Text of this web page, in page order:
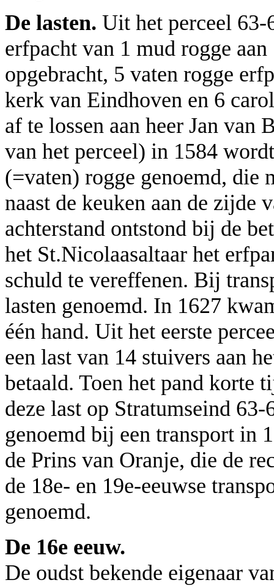
De lasten. Uit het perceel 63-
erfpacht van 1 mud rogge
opgebracht, 5 vaten rogge
kerk van Eindhoven en 6
af te lossen aan heer Jan
van het perceel) in 1584
(=vaten) rogge genoemd, die
naast de keuken aan de zijde
achterstand ontstond bij de
het St.Nicolaasaltaar het
schuld te vereffenen. Bij
lasten genoemd. In 1627
één hand. Uit het eerste
een last van 14 stuivers aan
betaald. Toen het pand korte
deze last op Stratumseind
genoemd bij een transport in
de Prins van Oranje, die de
de 18e- en 19e-eeuwse
genoemd.
De 16e eeuw.
De oudst bekende eigenaar